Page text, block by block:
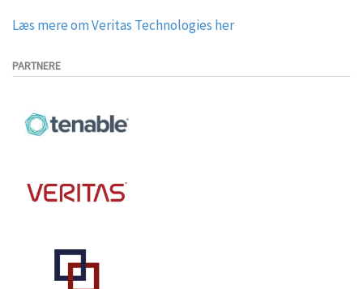
Læs mere om Veritas Technologies her
PARTNERE